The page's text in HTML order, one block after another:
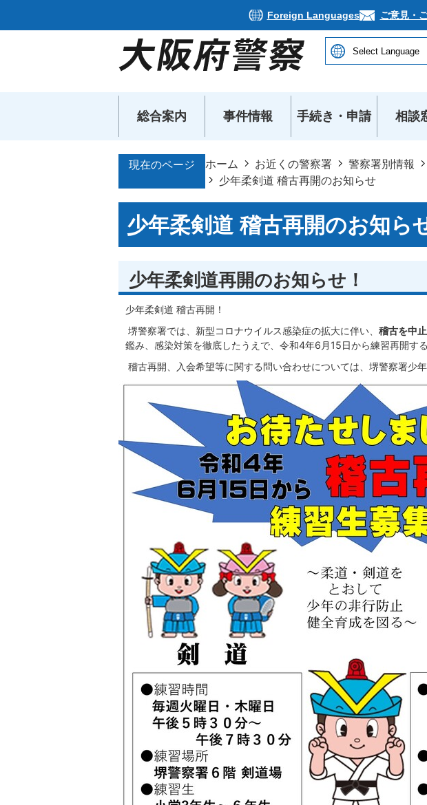
Foreign Languages ご意見・
総合案内 事件情報 手続き・申請 相談
現在のページ ホーム お近くの警察署 警察署別情報
少年柔剣道 稽古再開のお知らせ
少年柔剣道 稽古再開のお知ら
少年柔剣道再開のお知らせ！
少年柔剣道 稽古再開！
堺警察署では、新型コロナウイルス感染症の拡大に伴い、 稽古を中止
鑑み、感染対策を徹底したうえで、令和4年6月15日から練習再開す
稽古再開、入会希望等に関する問い合わせについては、堺警察署少年